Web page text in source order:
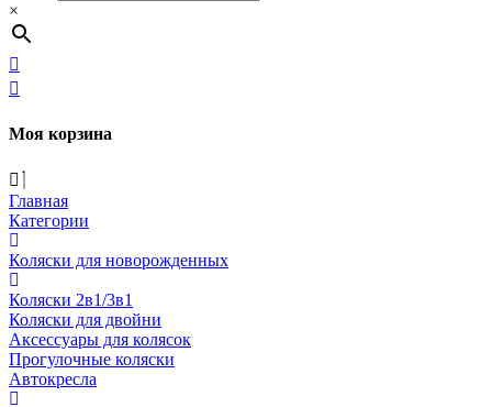
×
Моя корзина
Главная
Категории
Коляски для новорожденных
Коляски 2в1/3в1
Коляски для двойни
Аксессуары для колясок
Прогулочные коляски
Автокресла